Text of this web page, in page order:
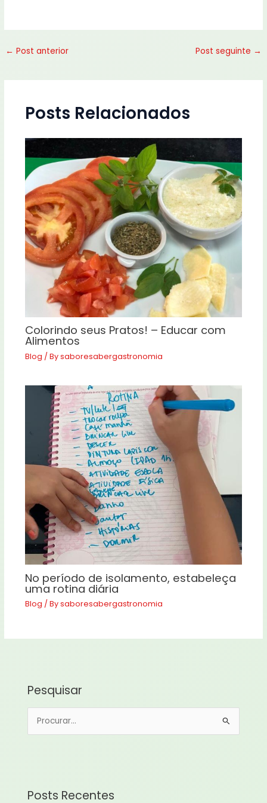
← Post anterior Post seguinte →
Posts Relacionados
Colorindo seus Pratos! – Educar com
Alimentos
Blog / Bysaboresabergastronomia
No período de isolamento, estabeleça
uma rotina diária
Blog / Bysaboresabergastronomia
Pesquisar
Posts Recentes